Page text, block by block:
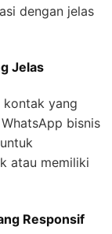
dengan jelas
Jelas
kontak yang
bisnis
atau memiliki
Responsif